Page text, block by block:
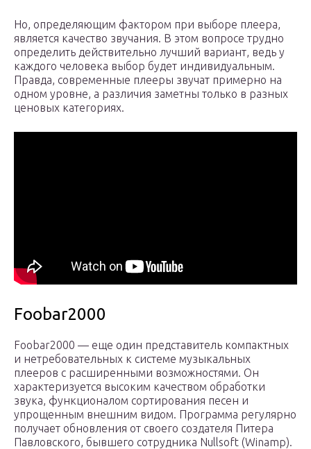
Но, определяющим фактором при выборе плеера,
является качество звучания. В этом вопросе трудно
определить действительно лучший вариант, ведь у
каждого человека выбор будет индивидуальным.
Правда, современные плееры звучат примерно на
одном уровне, а различия заметны только в разных
ценовых категориях.
Foobar2000
Foobar2000 — еще один представитель компактных
и нетребовательных к системе музыкальных
плееров с расширенными возможностями. Он
характеризуется высоким качеством обработки
звука, функционалом сортирования песен и
упрощенным внешним видом. Программа регулярно
получает обновления от своего создателя Питера
Павловского, бывшего сотрудника Nullsoft (Winamp).